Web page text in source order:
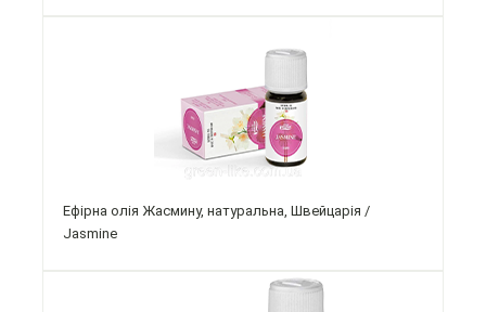
Ефірна олія Жасмину, натуральна, Швейцарія /
Jasmine